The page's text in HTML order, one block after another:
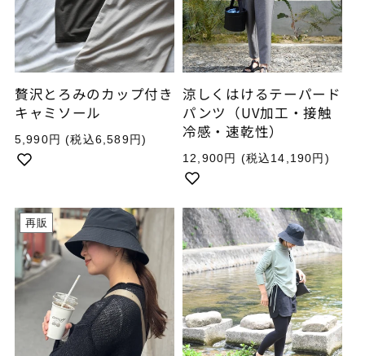
贅沢とろみのカップ付き
キャミソール
通
常
価
5,990円(税込6,589円)
涼しくはけるテーパード
パンツ（UV加工・接触
冷感・速乾性）
通
常
価
格
12,900円 (税込14,190円)
再販